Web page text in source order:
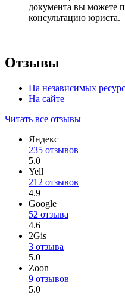
документа вы можете
консультацию юриста.
Отзывы
На независимых
На сайте
Читать все отзывы
Яндекс
235 отзывов
5.0
Yell
212 отзывов
4.9
Google
52 отзыва
4.6
2Gis
3 отзыва
5.0
Zoon
9 отзывов
5.0